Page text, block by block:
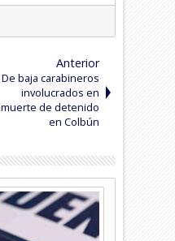
Anterior
De baja carabineros
involucrados en
muerte de detenido
en Colbún